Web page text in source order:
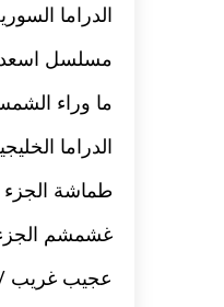
الدراما
مسلسل اسعد
ما وراء
الدراما
طماشة الجزء
غشمشم الجزء
عجيب غريب /